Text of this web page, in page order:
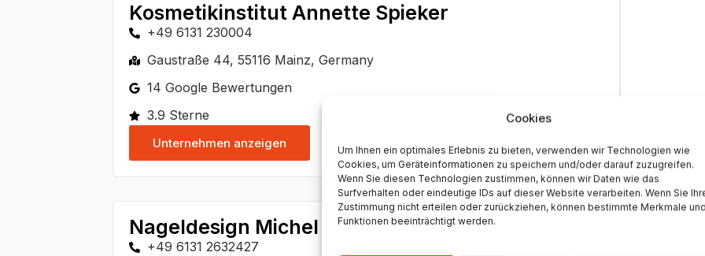
Cookies
Um Ihnen ein optimales Erlebnis zu bieten, verwenden wir Technologien wie
Cookies, um Geräteinformationen zu speichern und/oder darauf zuzugreifen.
Wenn Sie diesen Technologien zustimmen, können wir Daten wie das
Surfverhalten oder eindeutige IDs auf dieser Website verarbeiten. Wenn Sie
Zustimmung nicht erteilen oder zurückziehen, können bestimmte Merkmale
Funktionen beeinträchtigt werden.
Kosmetikinstitut Annette Spieker
+49 6131 230004
Gaustraße 44, 55116 Mainz, Germany
14 Google Bewertungen
3.9 Sterne
Unternehmen anzeigen
Nageldesign Michel | Mainz
+49 6131 2632427